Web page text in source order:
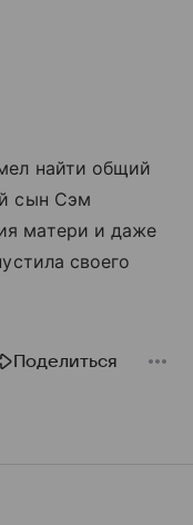
найти общий
сын Сэм
матери и даже
своего
Поделиться